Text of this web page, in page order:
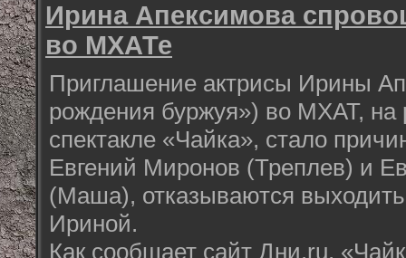
Ирина Апексимова
во МХАТе
Приглашение актрисы Ирины
рождения буржуя») во МХАТ, на
спектакле «Чайка», стало
Евгений Миронов (Треплев) и
(Маша), отказываются
Ириной.
Как сообщает сайт Дни.ru,